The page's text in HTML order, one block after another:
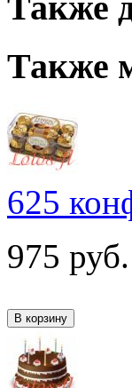
Также
625
975 руб.